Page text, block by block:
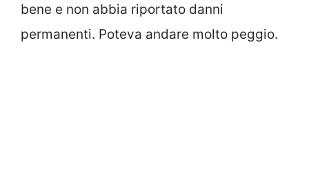
bene e non abbia riportato danni
permanenti. Poteva andare molto peggio.